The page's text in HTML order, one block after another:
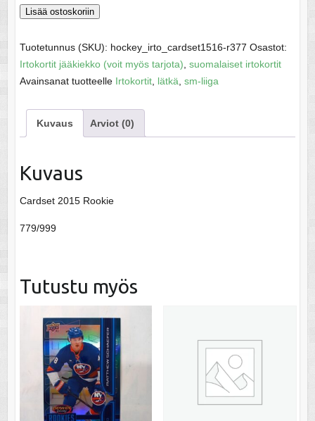
Virta,
-
SM-
liiga
16
määrä
Lisää ostoskoriin
Tuotetunnus (SKU): hockey_irto_cardset1516-r377 Osastot:
Irtokortit jääkiekko (voit myös tarjota) suomalaiset irtokortit
Avainsanat tuotteelle Irtokortit, lätkä sm-liiga
Kuvaus Arviot (0)
Kuvaus
Cardset 2015 Rookie
779/999
Tutustu myös